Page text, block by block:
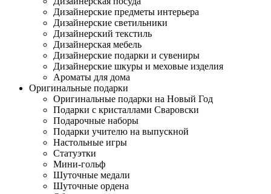
Дизайнерские предметы интерьера
Дизайнерские светильники
Дизайнерский текстиль
Дизайнерская мебель
Дизайнерские подарки и сувениры
Дизайнерские шкуры и меховые изделия
Ароматы для дома
Оригинальные подарки
Оригинальные подарки на Новый Год
Подарки с кристаллами Сваровски
Подарочные наборы
Подарки учителю на выпускной
Настольные игры
Статуэтки
Мини-гольф
Шуточные медали
Шуточные ордена